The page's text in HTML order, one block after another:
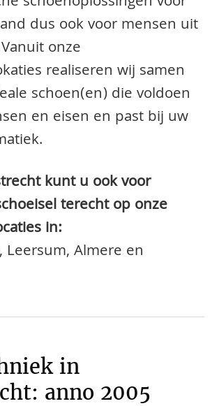
dus ook voor mensen uit
onze
realiseren wij samen
schoen(en) die voldoen
en eisen en past bij uw
kunt u ook voor
terecht op onze
in:
Leersum, Almere en
in
anno 2005